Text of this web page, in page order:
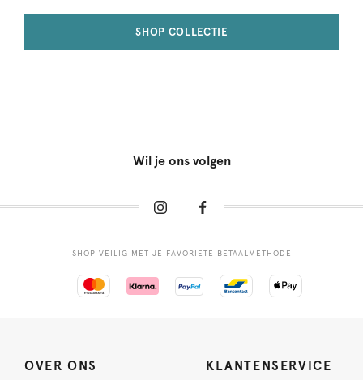
SHOP COLLECTIE
Wil je ons volgen
SHOP VEILIG MET JE FAVORIETE BETAALMETHODE
OVER ONS KLANTENSERVICE